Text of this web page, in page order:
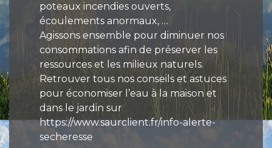
poteaux incendies ouverts,
écoulements anormaux, …
Agissons ensemble pour diminuer nos
consommations afin de préserver les
ressources et les milieux naturels.
Retrouver tous nos conseils et astuces
pour économiser l’eau à la maison et
dans le jardin sur
https://www.saurclient.fr/info-alerte-
secheresse